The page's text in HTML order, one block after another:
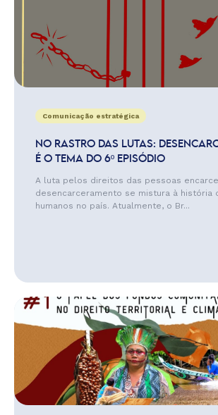
Comunicação estratégica
NO RASTRO DAS LUTAS:
É O TEMA DO 6º EPISÓDIO
A luta pelos direitos das pessoas
desencarceramento se mistura à história
humanos no país. Atualmente, o Br...